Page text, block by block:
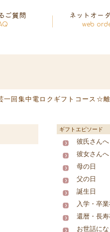
ご質問 ネットオー
web
一回集中電ロクギフトコース☆
ギフトエピソード
彼氏さんへ
彼女さんへ
母の日
父の日
誕生日
入学・卒
還暦・長
お世話に